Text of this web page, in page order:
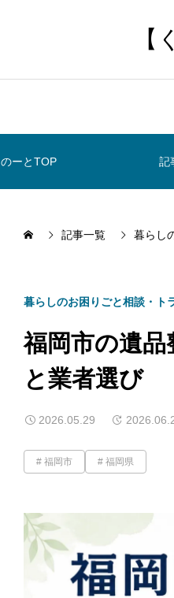
ーとTOP 記
記事一覧 暮らし
暮らしのお困りごと相談・ト
福岡市の遺
と業者選び
2026.05.29
福岡市 福岡県